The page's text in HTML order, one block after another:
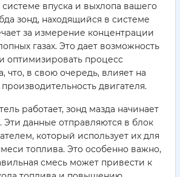
впуска и выхлопа вашего
зонд, находящийся в системе
за измерение концентрации
газах. Это дает возможность
оптимизировать процесс
что, в свою очередь, влияет на
двигателя.
работает, зонд мазда начинает
Эти данные отправляются в блок
который использует их для
топлива. Это особенно важно,
смесь может привести к